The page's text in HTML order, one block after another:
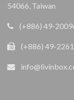
54066, Taiwan
(+886) 49-
(+886) 49-